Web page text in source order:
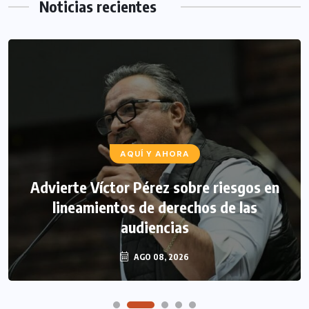
Noticias recientes
AQUÍ Y AHORA
Advierte Víctor Pérez sobre riesgos en
lineamientos de derechos de las
audiencias
AGO 08, 2026